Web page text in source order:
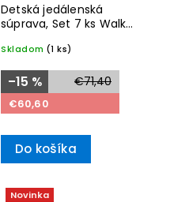
Detská jedálenská
súprava, Set 7 ks Walk
Villeroy & Boch
Skladom (1 ks)
€71,40
–15 %
€60,60
Do košíka
Novinka